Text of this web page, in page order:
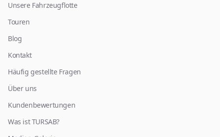
Unsere Fahrzeugflotte
Touren
Blog
Kontakt
Häufig gestellte Fragen
Über uns
Kundenbewertungen
Was ist TURSAB?